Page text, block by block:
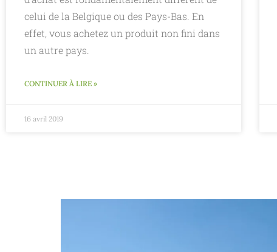
celui de la Belgique ou des Pays-Bas. En
effet, vous achetez un produit non fini dans
un autre pays.
CONTINUER À LIRE »
16 avril 2019